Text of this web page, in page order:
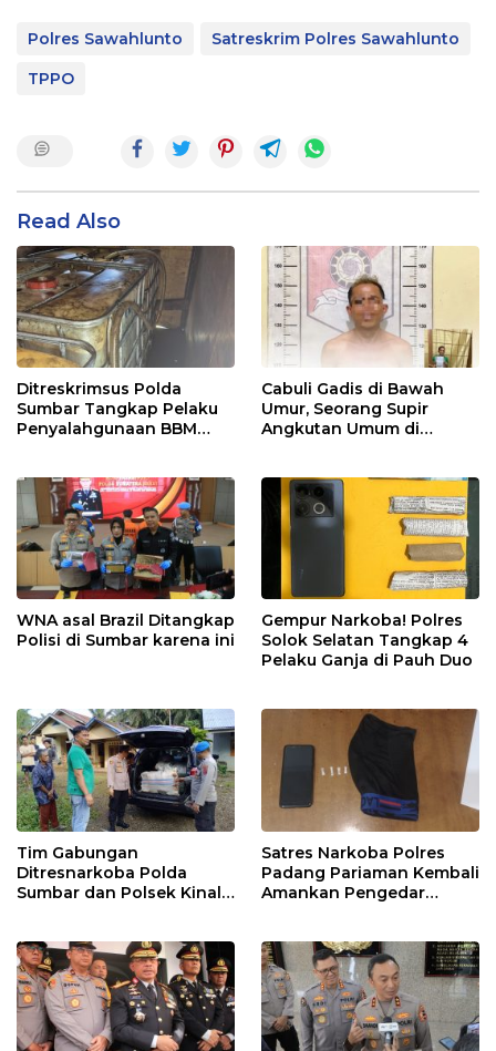
Polres Sawahlunto
Satreskrim Polres Sawahlunto
TPPO
Read Also
Ditreskrimsus Polda
Sumbar Tangkap Pelaku
Penyalahgunaan BBM
Cabuli Gadis di Bawah
Umur, Seorang Supir
Angkutan Umum di
WNA asal Brazil Ditangkap
Polisi di Sumbar karena ini
Gempur Narkoba! Polres
Solok Selatan Tangkap 4
Pelaku Ganja di Pauh Duo
Tim Gabungan
Ditresnarkoba Polda
Sumbar dan Polsek Kinali
Satres Narkoba Polres
Padang Pariaman Kembali
Amankan Pengedar